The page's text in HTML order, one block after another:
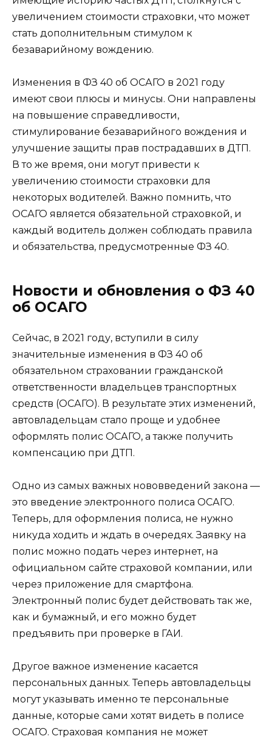
увеличением стоимости страховки, что может
стать дополнительным стимулом к
безаварийному вождению.
Изменения в ФЗ 40 об ОСАГО в 2021 году
имеют свои плюсы и минусы. Они направлены
на повышение справедливости,
стимулирование безаварийного вождения и
улучшение защиты прав пострадавших в ДТП.
В то же время, они могут привести к
увеличению стоимости страховки для
некоторых водителей. Важно помнить, что
ОСАГО является обязательной страховкой, и
каждый водитель должен соблюдать правила
и обязательства, предусмотренные ФЗ 40.
Новости и обновления о ФЗ 40
об ОСАГО
Сейчас, в 2021 году, вступили в силу
значительные изменения в ФЗ 40 об
обязательном страховании гражданской
ответственности владельцев транспортных
средств (ОСАГО). В результате этих изменений,
автовладельцам стало проще и удобнее
оформлять полис ОСАГО, а также получить
компенсацию при ДТП.
Одно из самых важных нововведений закона —
это введение электронного полиса ОСАГО.
Теперь, для оформления полиса, не нужно
никуда ходить и ждать в очередях. Заявку на
полис можно подать через интернет, на
официальном сайте страховой компании, или
через приложение для смартфона.
Электронный полис будет действовать так же,
как и бумажный, и его можно будет
предъявить при проверке в ГАИ.
Другое важное изменение касается
персональных данных. Теперь автовладельцы
могут указывать именно те персональные
данные, которые сами хотят видеть в полисе
ОСАГО. Страховая компания не может